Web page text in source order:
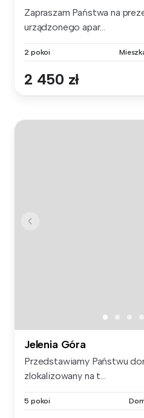
Zapraszam Państwa na
urządzonego apar...
2 pokoi
2 450 zł
Jelenia Góra
Przedstawiamy Państwu
zlokalizowany na t...
5 pokoi